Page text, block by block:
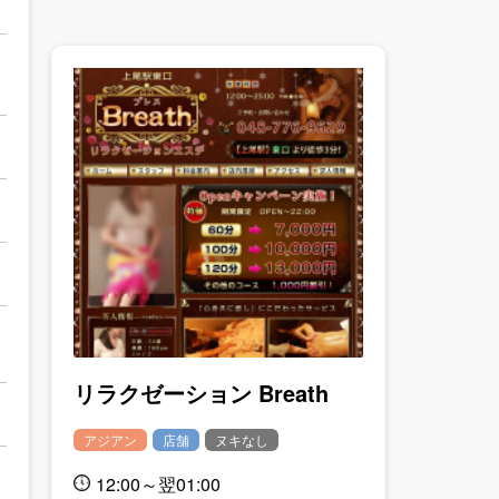
リラクゼーション Breath
アジアン 店舗 ヌキなし
12:00～翌01:00